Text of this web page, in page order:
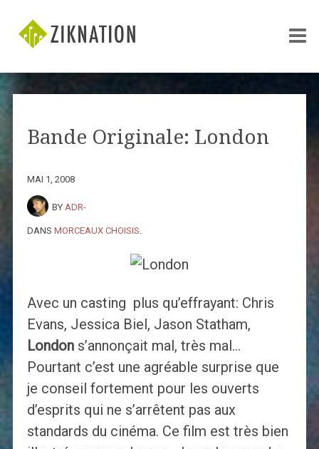
Bande Originale: London
MAI 1, 2008
BY ADR-
DANS MORCEAUX CHOISIS
Avec un casting plus qu’effrayant: Chris
Evans, Jessica Biel, Jason Statham,
London s’annonçait mal, très mal…
Pourtant c’est une agréable surprise que
je conseil fortement pour les ouverts
d’esprits qui ne s’arrêtent pas aux
standards du cinéma. Ce film est très bien